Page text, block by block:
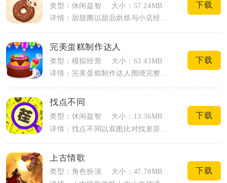
类型：休闲益智
大小：57.24MB
详情：甜甜圈以甜品烘焙与小店经营为核心双玩法，玩家亲手完成甜甜圈全套制作流程，同时...
下载
完美蛋糕制作达人
类型：模拟经营
大小：63.43MB
详情：完美蛋糕制作达人围绕完整烘焙流程搭建休闲模拟内容，玩家从简易操作台起步，跟着...
下载
找点不同
类型：休闲益智
大小：13.36MB
下载
上古情歌
类型：角色扮演
大小：47.78MB
下载